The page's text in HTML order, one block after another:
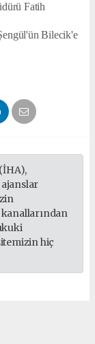
Fatih
Bilecik'e
hiç